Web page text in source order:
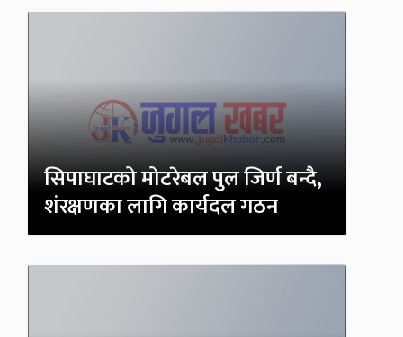
सिपाघाटको मोटरेबल पुल जिर्ण बन्दै,
शंरक्षणका लागि कार्यदल गठन